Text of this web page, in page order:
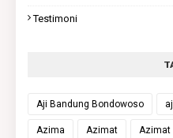
Testimoni
Aji Bandung Bondowoso
Azima Azimat Azimat